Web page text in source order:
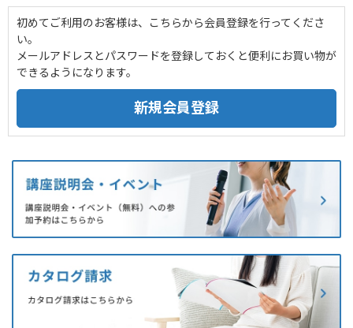
初めてご利用のお客様は、こちらから会員登録を行ってくださ
い。
メールアドレスとパスワードを登録しておくと便利にお買い物が
できるようになります。